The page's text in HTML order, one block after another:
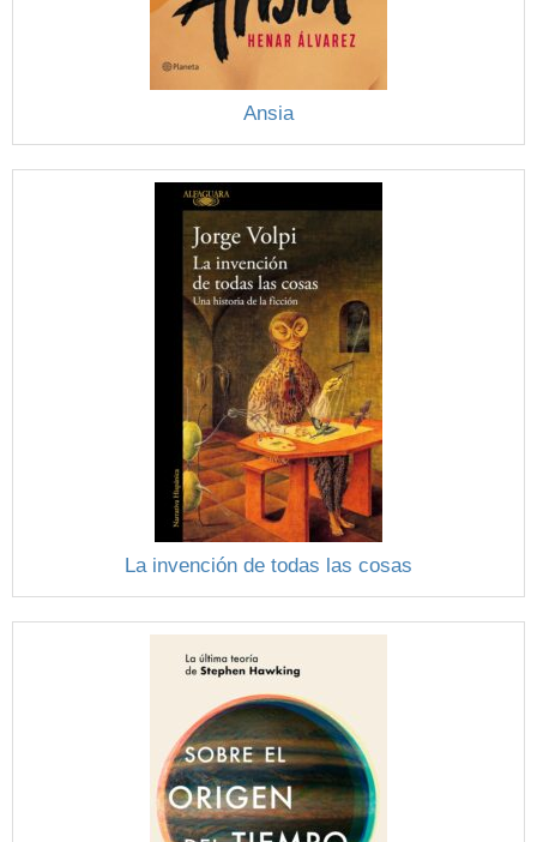
Ansia
La invención de todas las cosas